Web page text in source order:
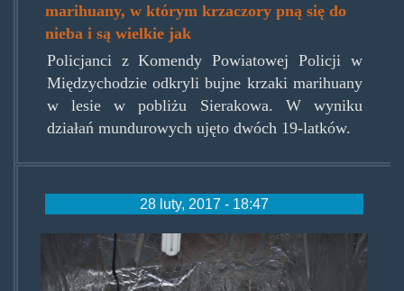
marihuany, w którym krzaczory pną się do
nieba i są wielkie jak
Policjanci z Komendy Powiatowej Policji w
Międzychodzie odkryli bujne krzaki marihuany
w lesie w pobliżu Sierakowa. W wyniku
działań mundurowych ujęto dwóch 19-latków.
28 luty, 2017 - 18:47
konopieodbabci.jpg